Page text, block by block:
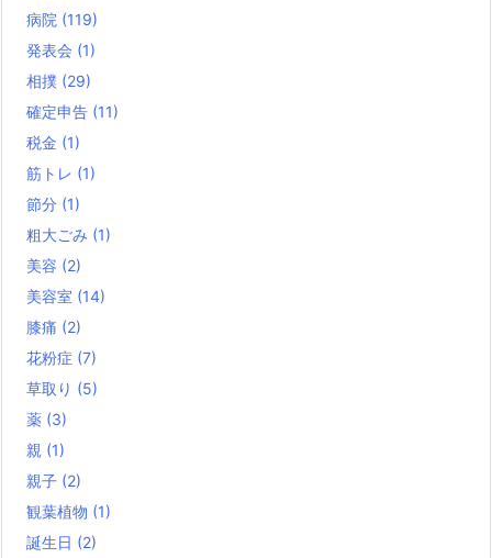
病院 (119)
発表会 (1)
相撲 (29)
確定申告 (11)
税金 (1)
筋トレ (1)
節分 (1)
粗大ごみ (1)
美容 (2)
美容室 (14)
膝痛 (2)
花粉症 (7)
草取り (5)
薬 (3)
親 (1)
親子 (2)
観葉植物 (1)
誕生日 (2)